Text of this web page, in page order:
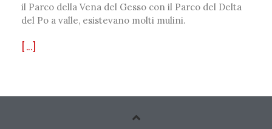
il Parco della Vena del Gesso con il Parco del Delta
del Po a valle, esistevano molti mulini.
[...]